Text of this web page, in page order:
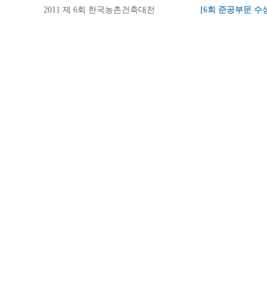
2011 제 6회 한국농촌건축대전
[6회 준공부문 수